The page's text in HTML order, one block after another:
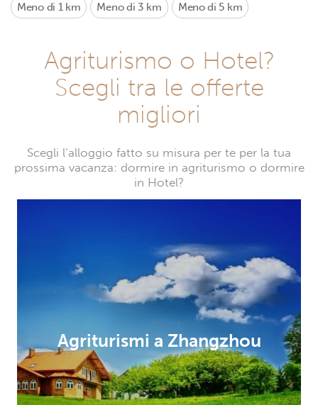
Meno di 1 km Meno di 3 km Meno di 5 km
Agriturismo o Hotel?
Scegli tra le offerte
migliori
Scegli l’alloggio fatto su misura per te per la tua
prossima vacanza: dormire in agriturismo o dormire
in Hotel?
Agriturismi a Zhangzhou